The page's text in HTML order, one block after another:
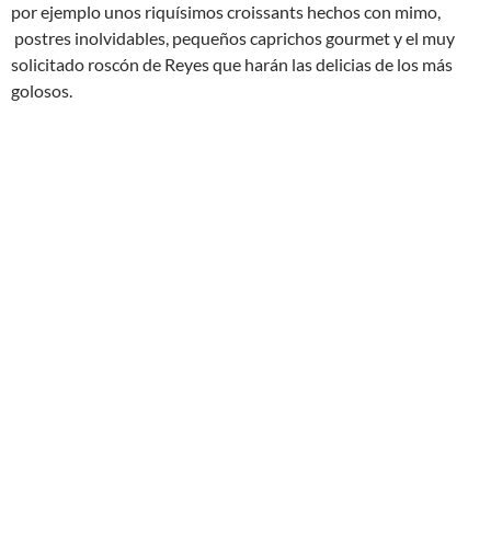
por ejemplo unos riquísimos croissants hechos con mimo,
postres inolvidables, pequeños caprichos gourmet y el muy
solicitado roscón de Reyes que harán las delicias de los más
golosos.